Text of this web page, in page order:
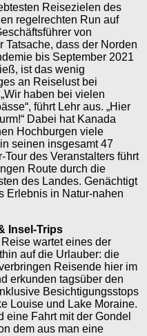
Reisezielen des
regelrechten Run auf
von
Tatsache, dass der Norden
bis September 2021
ist das wenig
an Reiselust bei
haben bei vielen
führt Lehr aus. „Hier
Dabei hat Kanada
Hochburgen viele
seinen insgesamt 47
des Veranstalters führt
Route durch die
des Landes. Genächtigt
Erlebnis in Natur-nahen
Insel-Trips
wartet eines der
auf die Urlauber: die
Reisende hier im
erkunden tagsüber den
Besichtigungsstops
Louise und Lake Moraine.
eine Fahrt mit der Gondel
dem aus man eine